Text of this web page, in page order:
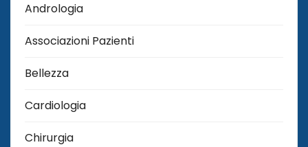
Andrologia
Associazioni Pazienti
Bellezza
Cardiologia
Chirurgia